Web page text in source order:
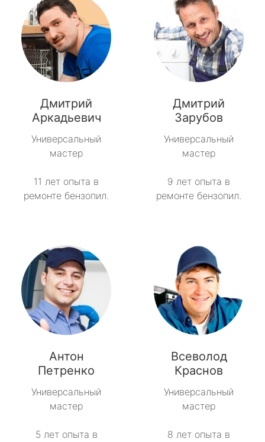
Дмитрий
Аркадьевич
Универсальный
мастер
11 лет опыта в
ремонте бензопил.
Дмитрий
Зарубов
Универсальный
мастер
9 лет опыта в
ремонте бензопил.
Антон
Петренко
Универсальный
мастер
5 лет опыта в
Всеволод
Краснов
Универсальный
мастер
8 лет опыта в